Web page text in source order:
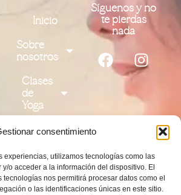
consentimiento
experiencias, utilizamos tecnologías como las
o acceder a la información del dispositivo. El
nos permitirá procesar datos como el
o las identificaciones únicas en este sitio.
Inicio
Sobre
nosotros
Clases
de
Yoga
Formación
Profesores
Cursos de
profundización
Síguenos y no
te pierdas
nada